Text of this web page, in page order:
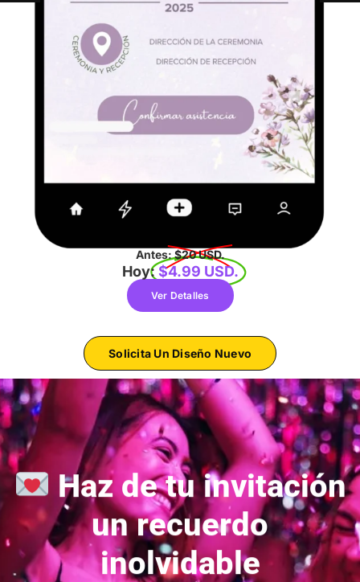
Hoy:$4.99 USD.
Ver Detalles
Antes:$20 USD.
Solicita Un Diseño Nuevo
Haz de tu invitación
un recuerdo
inolvidable